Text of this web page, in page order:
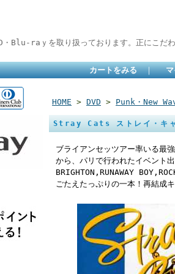
・Blu-raｙを取り扱っております。正にこだ
カートをみる ｜
HOME > DVD > Punk・New
Stray Cats ストレイ・キ
ブライアンセッツアー率いる最
から、パリで行われたイベント
BRIGHTON,RUNAWAY
ごたえたっぷりの一本！再結成